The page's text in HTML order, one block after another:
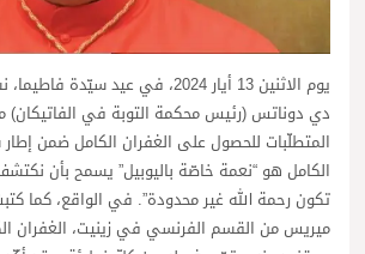
يوم الاثنين 13 أيار 2024، في عيد سيّدة
دي دوناتس (رئيس محكمة التوبة في الفاتيكان)
المتطلّبات للحصول على الغفران الكامل ضمن إطار
الكامل هو “نعمة خاصّة باليوبيل” يسمح بأن
تكون رحمة الله غير محدودة”. في الواقع، كما
ميريس من القسم الفرنسي في زينيت، الغفران